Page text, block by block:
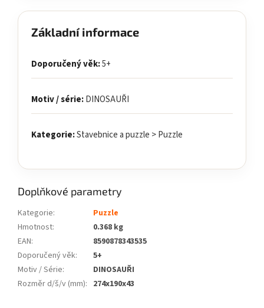
Základní informace
Doporučený věk:5+
Motiv / série:DINOSAUŘI
Kategorie:Stavebnice a puzzle > Puzzle
Doplňkové parametry
Kategorie:
Puzzle
Hmotnost:
0.368 kg
EAN:
8590878343535
Doporučený věk:
5+
Motiv / Série:
DINOSAUŘI
Rozměr d/š/v (mm): 274x190x43